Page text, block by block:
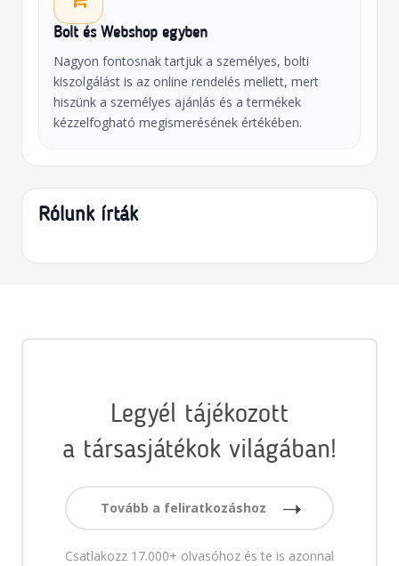
Bolt és Webshop egyben
Nagyon fontosnak tartjuk a személyes, bolti
kiszolgálást is az online rendelés mellett, mert
hiszünk a személyes ajánlás és a termékek
kézzelfogható megismerésének értékében.
Rólunk írták
Legyél tájékozott
a társasjátékok világában!
Tovább a feliratkozáshoz
Csatlakozz 17.000+ olvasóhoz és te is azonnal